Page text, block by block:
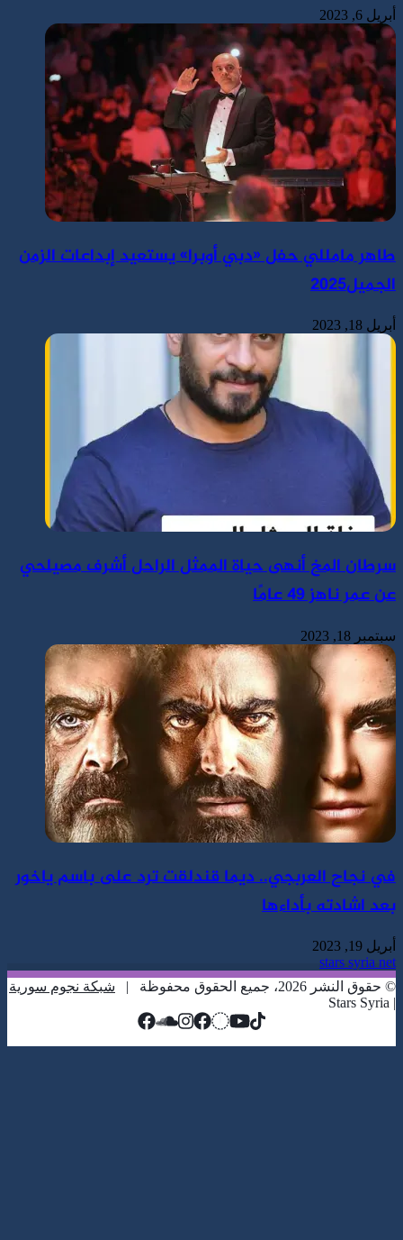
أبريل 6, 2023
طاهر مامللي حفل «دبي أوبرا» يستعيد إبداعات الزمن
الجميل2025
أبريل 18, 2023
سرطان المخ أنهى حياة الممثل الراحل أشرف مصيلحي
عن عمر ناهز 49 عامًا
سبتمبر 18, 2023
في نجاح العربجي.. ديما قندلقت ترد على باسم ياخور
بعد اشادته بأداءها
أبريل 19, 2023
stars syria net
© حقوق النشر 2026، جميع الحقوق محفوظة |
شبكة نجوم سورية
| Stars Syria